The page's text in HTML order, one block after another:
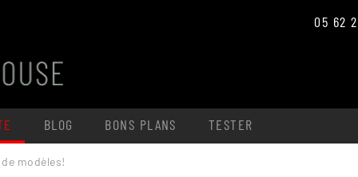
05 62
BLOG BONS PLANS TESTER
modèles!